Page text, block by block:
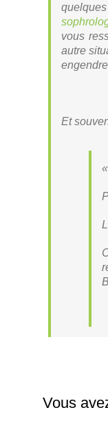
vous
autre
Et
Vous